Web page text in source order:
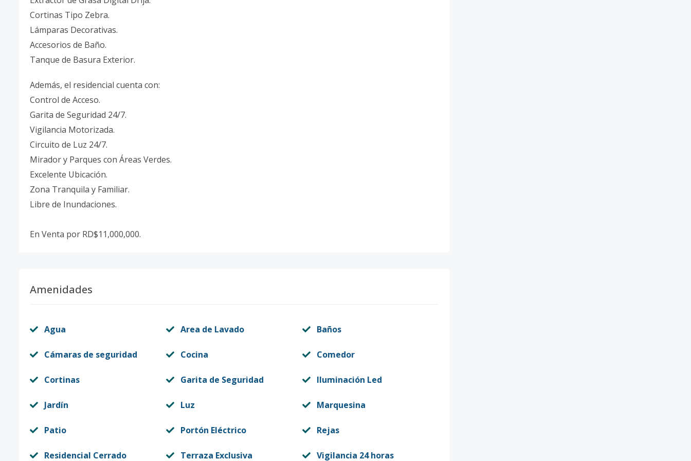
Cortinas Tipo Zebra.
Lámparas Decorativas.
Accesorios de Baño.
Tanque de Basura Exterior.
Además, el residencial cuenta con:
Control de Acceso.
Garita de Seguridad 24/7.
Vigilancia Motorizada.
Circuito de Luz 24/7.
Mirador y Parques con Áreas Verdes.
Excelente Ubicación.
Zona Tranquila y Familiar.
Libre de Inundaciones.
En Venta por RD$11,000,000.
Amenidades
Agua Area de Lavado Baños
Cámaras de seguridad Cocina Comedor
Cortinas Garita de Seguridad Iluminación Led
Jardín Luz Marquesina
Patio Portón Eléctrico Rejas
Residencial Cerrado Terraza Exclusiva Vigilancia 24 horas